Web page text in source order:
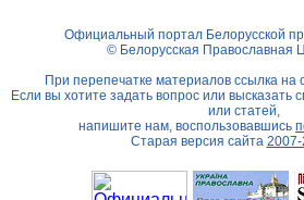
Официальный портал Белорусской
© Белорусская Православная
При перепечатке материалов ссылка на
Если вы хотите задать вопрос или высказать
или статей,
напишите нам, воспользовавшись
Старая версия сайта